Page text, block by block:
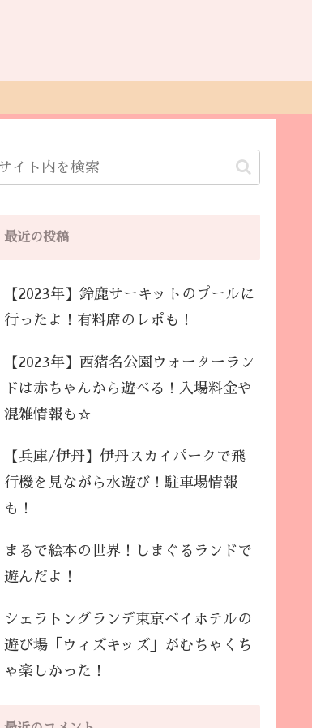
最近の投稿
【2023年】鈴鹿サーキットのプールに
行ったよ！有料席のレポも！
【2023年】西猪名公園ウォーターラン
ドは赤ちゃんから遊べる！入場料金や
混雑情報も☆
【兵庫/伊丹】伊丹スカイパークで飛
行機を見ながら水遊び！駐車場情報
も！
まるで絵本の世界！しまぐるランドで
遊んだよ！
シェラトングランデ東京ベイホテルの
遊び場「ウィズキッズ」がむちゃくち
ゃ楽しかった！